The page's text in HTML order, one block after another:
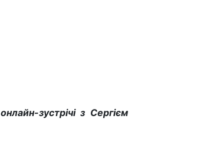
зустрічі з Сергієм